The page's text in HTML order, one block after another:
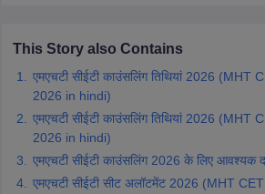
Top Institutes that take JEE Advanced Scores
Top 200 Questions For BITSAT English
April 11 Memory Based Questions PDF
and AutomationHow to Crack GATE?
This Story also Contains
एमएचटी सीईटी काउंसलिंग तिथियां 2026
2026 in hindi)
एमएचटी सीईटी काउंसलिंग तिथियां 2026
2026 in hindi)
एमएचटी सीईटी काउंसलिंग 2026 के लिए आवश्यक
एमएचटी सीईटी सीट अलॉटमेंट 2026 (MHT